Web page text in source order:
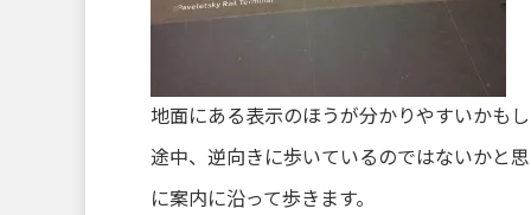
地面にある表示のほうが分かりやすいかも
途中、逆向きに歩いているのではないかと
に案内に沿って歩きます。